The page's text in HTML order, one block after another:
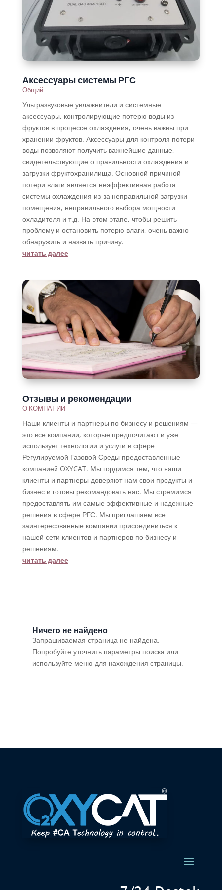
Аксессуары системы РГС
Общий
Ультразвуковые увлажнители и системные
аксессуары, контролирующие потерю воды из
фруктов в процессе охлаждения, очень важны при
хранении фруктов. Аксессуары для контроля потери
воды позволяют получить важнейшие данные,
свидетельствующие о правильности охлаждения и
загрузки фруктохранилища. Основной причиной
потери влаги является неэффективная работа
системы охлаждения из-за неправильной загрузки
помещения, неправильного выбора мощности
охладителя и т.д. На этом этапе, чтобы решить
проблему и остановить потерю влаги, очень важно
обнаружить и назвать причину.
читать далее
Отзывы и рекомендации
О КОМПАНИИ
Наши клиенты и партнеры по бизнесу и решениям —
это все компании, которые предпочитают и уже
использует технологии и услуги в сфере
Регулируемой Газовой Среды предоставленные
компанией OXYCAT. Мы гордимся тем, что наши
клиенты и партнеры доверяют нам свои продукты и
бизнес и готовы рекомандовать нас. Мы стремимся
предоставлять им самые эффективные и надежные
решения в сфере РГС. Мы приглашаем все
заинтересованные компании присоединиться к
нашей сети клиентов и партнеров по бизнесу и
решениям.
читать далее
Ничего не найдено
Запрашиваемая страница не найдена.
Попробуйте уточнить параметры поиска или
используйте меню для нахождения страницы.